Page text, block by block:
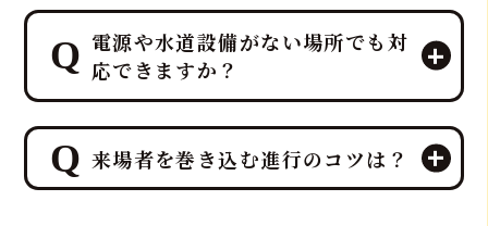
エンターテイメントとして楽しんでい
ただいた後、その場で最高の贅沢を味
わう「試食」と、イベント後の楽しみ
を提供する「販売」を同時に行うこと
が可能です。
特に集客イベントや法人宴会では、こ
の「試食＆販売」の組み合わせが、イ
電源や水道設備がない場所でも対
応できますか？
ご安心ください。出張ケータリング日
本一、ケータリング部門実績No.1を誇
るプロ集団である鮪達人は、電源や水
来場者を巻き込む進行のコツは？